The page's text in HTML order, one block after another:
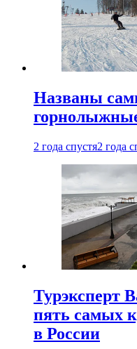
Названы
2 года спустя2 года
Турэксперт
пять самых
в России